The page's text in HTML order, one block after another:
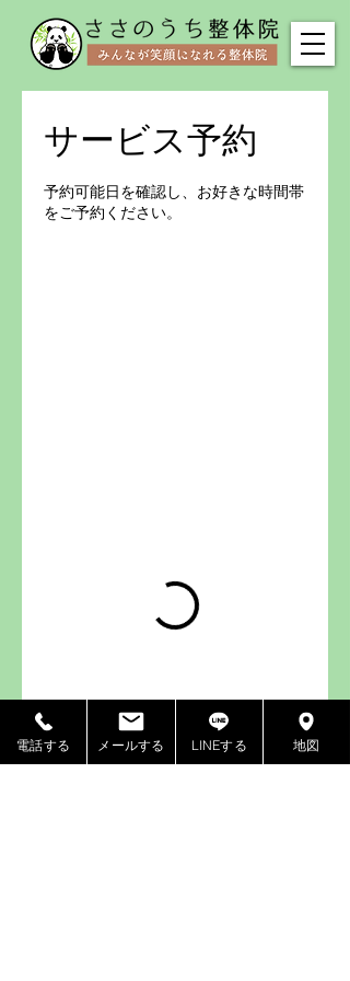
サービス予約
予約可能日を確認し、お好きな時間帯
をご予約ください。
電話する メールする LINEする 地図